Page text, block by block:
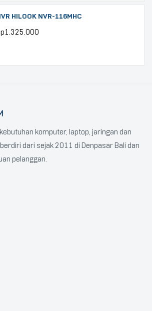
HILOOK NVR-116MHC
1.325.000
komputer, laptop, jaringan dan
dari sejak 2011 di Denpasar Bali dan
pelanggan.